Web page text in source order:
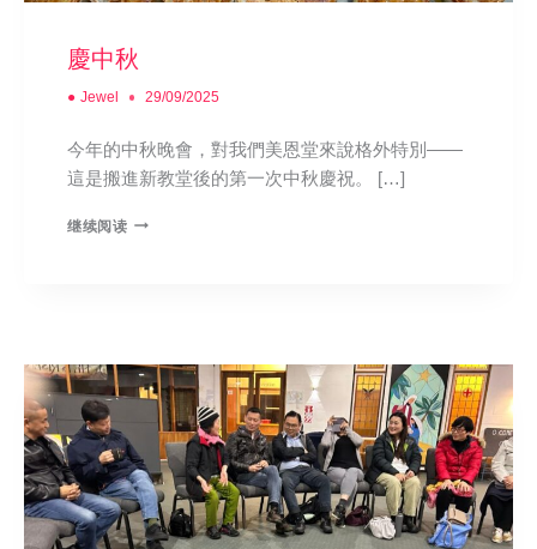
慶中秋
● Jewel 29/09/2025
今年的中秋晚會，對我們美恩堂來說格外特別——
這是搬進新教堂後的第一次中秋慶祝。 […]
继续阅读